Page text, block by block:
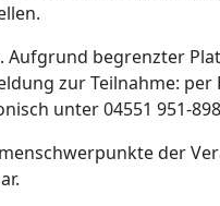
begrenzter
zur Teilnahme: per
unter 04551 951-
der